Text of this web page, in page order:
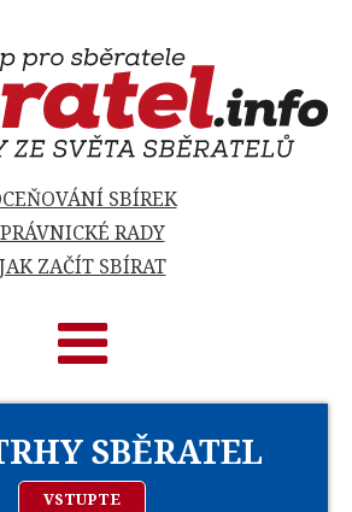
SBÍREK
PRÁVNICKÉ RADY
JAK ZAČÍT SBÍRAT
SBĚRATEL
VSTUPTE